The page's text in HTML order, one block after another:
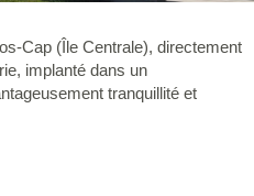
Cap (Île Centrale), directement
implanté dans un
tranquillité et
chacune des chambres
savourer vos vacances